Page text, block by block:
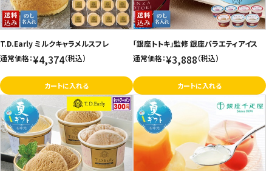
T.D.Early ミルクキャラメルスフレ
通常価格：¥4,374（税込）
カートに入れる
「銀座トトキ」監修 銀座バラエティアイス
通常価格：¥3,888（税込）
カートに入れる